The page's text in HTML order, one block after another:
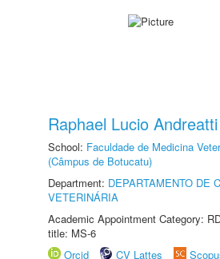
Raphael Lucio
School: Faculdade de Medicina
(Câmpus de Botucatu)
Department: DEPARTAMENTO DE
VETERINÁRIA
Academic Appointment Category:
title: MS-6
Orcid
CV Lattes